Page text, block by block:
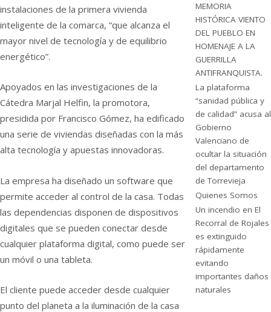
instalaciones de la primera vivienda
inteligente de la comarca, “que alcanza el
mayor nivel de tecnología y de equilibrio
energético”.
Apoyados en las investigaciones de la
Cátedra Marjal Helfin, la promotora,
presidida por Francisco Gómez, ha edificado
una serie de viviendas diseñadas con la más
alta tecnología y apuestas innovadoras.
La empresa ha diseñado un software que
permite acceder al control de la casa. Todas
las dependencias disponen de dispositivos
digitales que se pueden conectar desde
cualquier plataforma digital, como puede ser
un móvil o una tableta.
El cliente puede acceder desde cualquier
punto del planeta a la iluminación de la casa
MEMORIA
HISTÓRICA VIENTO
DEL PUEBLO EN
HOMENAJE A LA
GUERRILLA
ANTIFRANQUISTA.
La plataforma
“sanidad pública y
de calidad” acusa al
Gobierno
Valenciano de
ocultar la situación
del departamento
de Torrevieja
Quienes Somos
Un incendio en El
Recorral de Rojales
es extinguido
rápidamente
evitando
importantes daños
naturales